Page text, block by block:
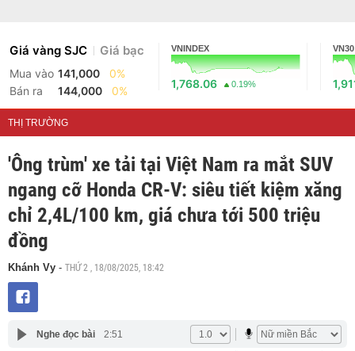
Giá vàng SJC Giá bạc
Mua vào 141,000
0%
Bán ra
144,000 0%
VNINDEX
1,768.06 0.19%
VN30
THỊ TRƯỜNG
'Ông trùm' xe tải tại Việt Nam ra mắt SUV
ngang cỡ Honda CR-V: siêu tiết kiệm xăng
chỉ 2,4L/100 km, giá chưa tới 500 triệu
đồng
Khánh Vy - THỨ 2 , 18/08/2025, 18:42
Nghe đọc bài 2:51